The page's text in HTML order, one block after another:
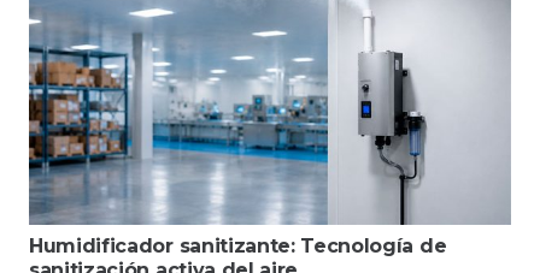
Humidificador sanitizante: Tecnología de